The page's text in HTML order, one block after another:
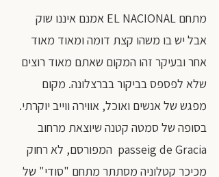
מתחם EL NACIONAL אמנם איננו שוק
אבל יש בו משהו קצת דומה ומאוד מאוד
אחר ובעיקר זהו המקום שאתם מאוד רוצים
שלא לפספס בביקור בברצלונה. מקום
מפגש של אנשים ואוכל, אווירה ווייב יוקרתי.
בסופה של סמטה קטנה שיוצאת מרחוב
passeig de Gracia  המפורסם, לא רחוק
מכיכר קטלוניה מסתתר מתחם "סודי" של